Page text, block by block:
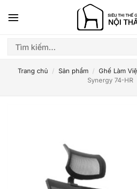
qua
dung
Tìm
Trang chủ / Sản phẩm / Ghế Làm
Synergy 74-HR